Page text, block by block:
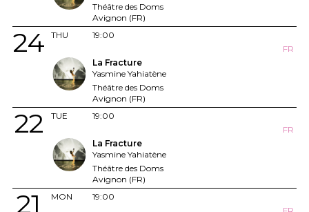
Théâtre des Doms
Avignon (FR)
THU
24
19:00
FR
La Fracture
Yasmine Yahiatène
Théâtre des Doms
Avignon (FR)
TUE
22
19:00
FR
La Fracture
Yasmine Yahiatène
Théâtre des Doms
Avignon (FR)
MON
21
19:00